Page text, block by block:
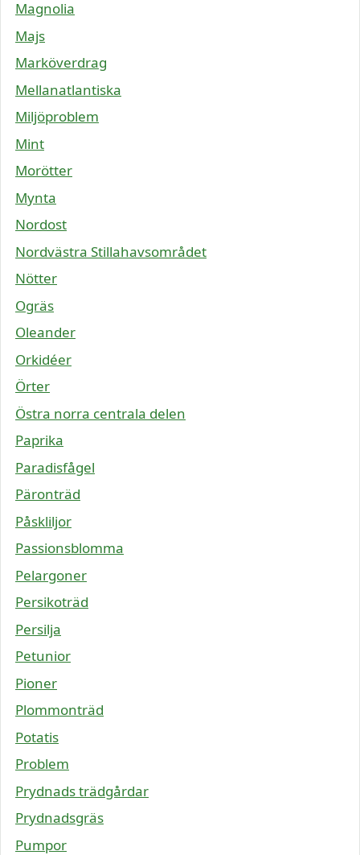
Magnolia
Majs
Marköverdrag
Mellanatlantiska
Miljöproblem
Mint
Morötter
Mynta
Nordost
Nordvästra Stillahavsområdet
Nötter
Ogräs
Oleander
Orkidéer
Örter
Östra norra centrala delen
Paprika
Paradisfågel
Päronträd
Påskliljor
Passionsblomma
Pelargoner
Persikoträd
Persilja
Petunior
Pioner
Plommonträd
Potatis
Problem
Prydnads trädgårdar
Prydnadsgräs
Pumpor